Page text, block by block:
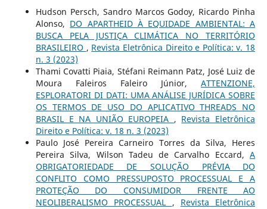
Hudson Persch, Sandro Marcos Godoy, Ricardo Pinha
Alonso, DO APARTHEID À EQUIDADE AMBIENTAL: A
BUSCA PELA JUSTIÇA CLIMÁTICA NO TERRITÓRIO
BRASILEIRO , Revista Eletrônica Direito e Política: v. 18
n. 3 (2023)
Thami Covatti Piaia, Stéfani Reimann Patz, José Luiz de
Moura Faleiros Faleiro Júnior,ATTENZIONE,
ESPLORATORI DI DATI: UMA ANÁLISE JURÍDICA SOBRE
OS TERMOS DE USO DO APLICATIVO THREADS NO
BRASIL E NA UNIÃO EUROPEIA , Revista Eletrônica
Direito e Política: v. 18 n. 3 (2023)
Paulo José Pereira Carneiro Torres da Silva, Heres
Pereira Silva, Wilson Tadeu de Carvalho Eccard,A
OBRIGATORIEDADE DE SOLUÇÃO PRÉVIA DO
CONFLITO COMO PRESSUPOSTO PROCESSUAL E A
PROTEÇÃO DO CONSUMIDOR FRENTE AO
NEOLIBERALISMO PROCESSUAL , Revista Eletrônica